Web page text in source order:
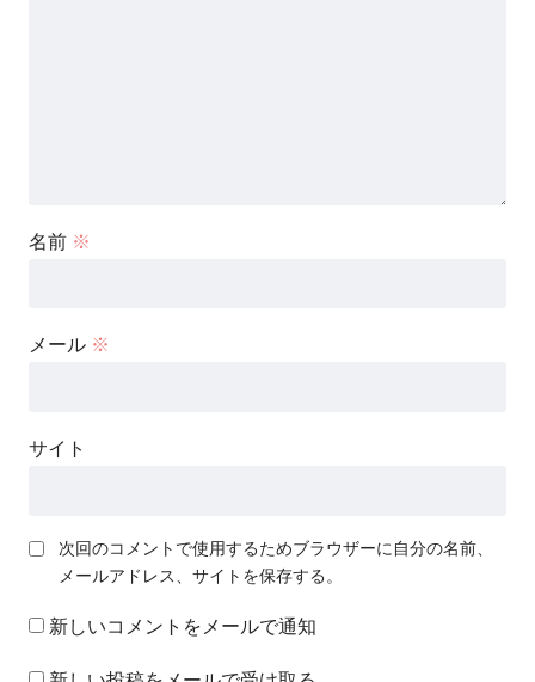
名前 ※
メール ※
サイト
次回のコメントで使用するためブラウザーに自分の名前、
メールアドレス、サイトを保存する。
新しいコメントをメールで通知